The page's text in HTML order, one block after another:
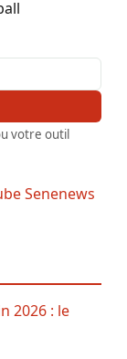
votre outil
2026 : le